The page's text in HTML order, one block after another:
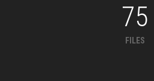
75
FILES